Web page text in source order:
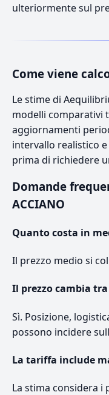
ulteriormente sul
Come viene
Le stime di
modelli comparativi
aggiornamenti
intervallo realistico
prima di richiedere
Domande
ACCIANO
Quanto costa in
Il prezzo medio si
Il prezzo cambia
Sì. Posizione,
possono incidere
La tariffa include
La stima considera